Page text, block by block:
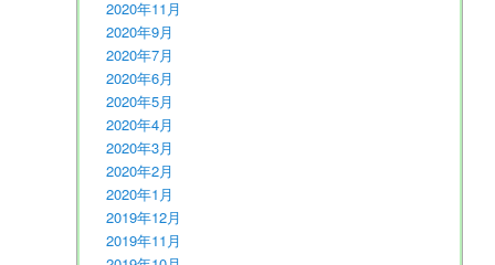
2020年11月
2020年9月
2020年7月
2020年6月
2020年5月
2020年4月
2020年3月
2020年2月
2020年1月
2019年12月
2019年11月